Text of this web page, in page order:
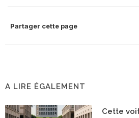
Partager cette page
A LIRE ÉGALEMENT
Cette